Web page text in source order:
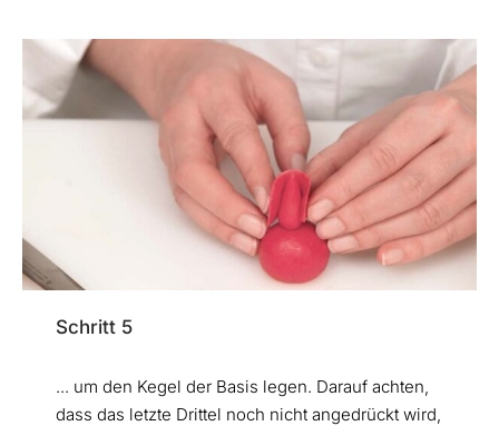
Schritt 5
... um den Kegel der Basis legen. Darauf achten,
dass das letzte Drittel noch nicht angedrückt wird,